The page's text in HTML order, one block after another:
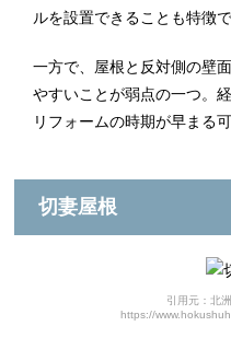
ルを設置できることも特徴で
一方で、屋根と反対側の壁
やすいことが弱点の一つ。
リフォームの時期が早まる
切妻屋根
引用元：北
https://